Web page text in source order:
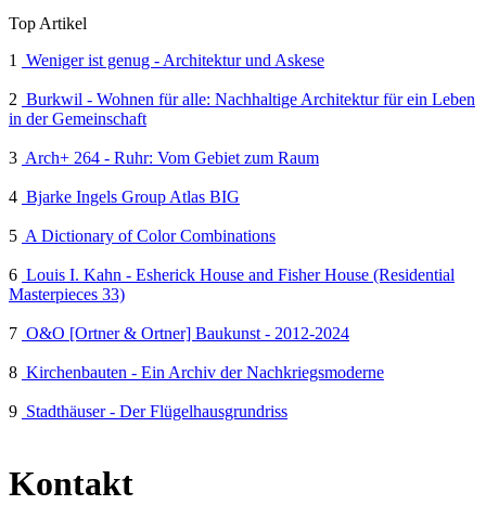
Top Artikel
1
Weniger ist genug - Architektur und Askese
2 Burkwil - Wohnen für alle: Nachhaltige Architektur für ein Leben
in der Gemeinschaft
3 Arch+ 264 - Ruhr: Vom Gebiet zum Raum
4 Bjarke Ingels Group Atlas BIG
5 A Dictionary of Color Combinations
6 Louis I. Kahn - Esherick House and Fisher House (Residential
Masterpieces 33)
7 O&O [Ortner & Ortner] Baukunst - 2012-2024
8 Kirchenbauten - Ein Archiv der Nachkriegsmoderne
9 Stadthäuser - Der Flügelhausgrundriss
Kontakt